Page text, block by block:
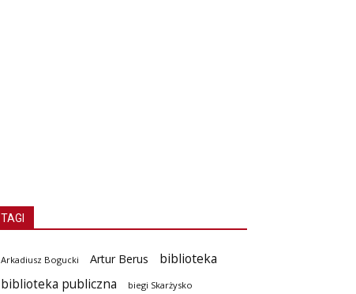
TAGI
Arkadiusz Bogucki Artur Berus
biblioteka
biblioteka publiczna
biegi Skarżysko